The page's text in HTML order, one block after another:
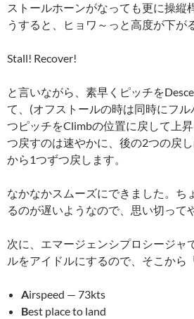
ストールホーンがなっても更に操縦
うすると、ヒョワ～っと高度が下が
Stall! Recover!
と言いながら、素早くピッチを
て、(オフストールの時は同時にフ
つピッチをClimbの位置に戻して上
つ戻すのは速やかに、後の2つの戻
から1つずつ戻します。
なかなかスムーズにできました。ち
るのが遅いようなので、思い切って
次に、エマージェンシプロシージャ
ルをアイドルにするので、そこから
Airspeed — 73kts
Best place to land